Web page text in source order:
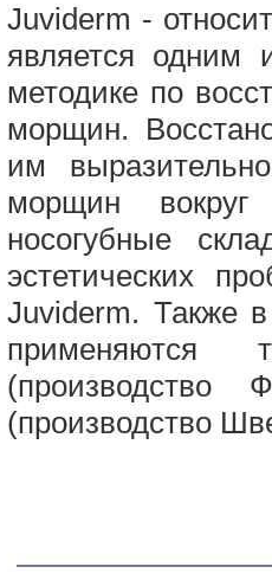
Juviderm -
является одним
методике по
морщин.
им
морщин вокруг
носогубные
эстетических
Juviderm. Также
применяются
(производство
(производство